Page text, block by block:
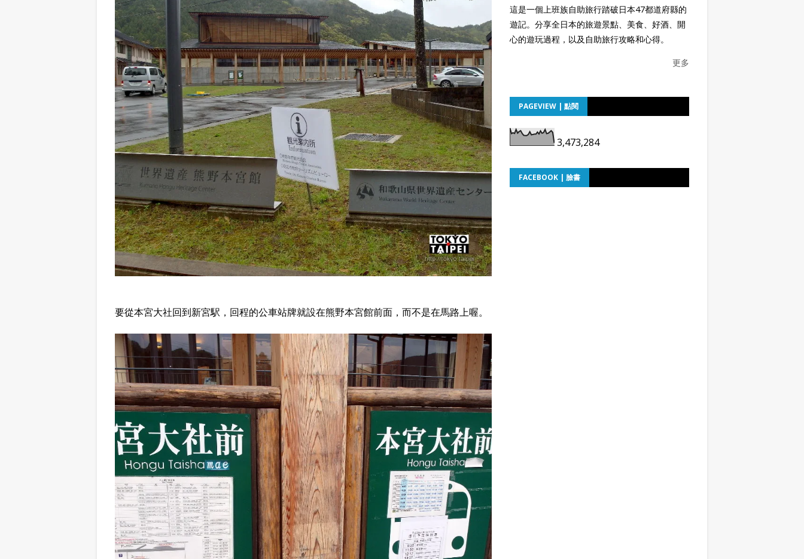
要從本宮大社回到新宮駅，回程的公車站牌就設在熊野本宮館前面，而不是在馬路上喔。
這是一個上班族自助旅行踏破日本47都道府縣的
遊記。分享全日本的旅遊景點、美食、好酒、開
心的遊玩過程，以及自助旅行攻略和心得。
更多
PAGEVIEW | 點閱
3,473,284
FACEBOOK | 臉書